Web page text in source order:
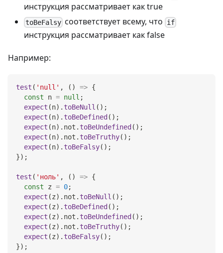
инструкция рассматривает как true
toBeFalsy соответствует всему, что if
инструкция рассматривает как false
Например:
test ( 'null' , ( ) => {
const n = null ;
expect (n) . toBeNull ( ) ;
expect (n) . toBeDefined ( ) ;
expect (n) . not . toBeUndefined ( ) ;
expect (n) . not . toBeTruthy( ) ;
expect (n) . toBeFalsy( ) ;
}) ;
test ( 'ноль' , ( ) => {
const z = 0;
expect (z) . not . toBeNull ( ) ;
expect (z) . toBeDefined ( ) ;
expect (z) . not . toBeUndefined ( ) ;
expect (z) . not . toBeTruthy( ) ;
expect (z) . toBeFalsy( ) ;
}) ;